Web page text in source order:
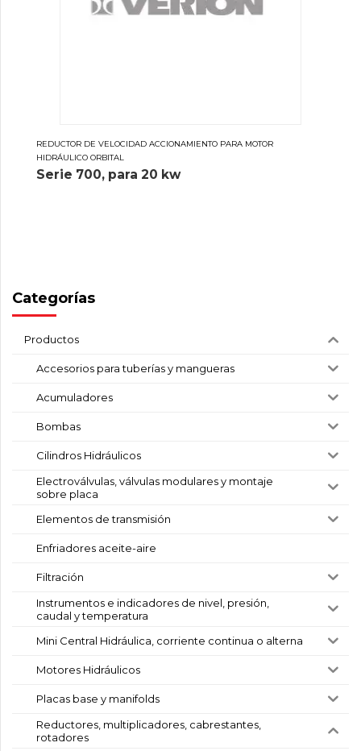
REDUCTOR DE VELOCIDAD ACCIONAMIENTO PARA MOTOR
HIDRÁULICO ORBITAL
Serie 700, para 20 kw
Categorías
Productos
Accesorios para tuberías y mangueras
Acumuladores
Bombas
Cilindros Hidráulicos
Electroválvulas, válvulas modulares y montaje
sobre placa
Elementos de transmisión
Enfriadores aceite-aire
Filtración
Instrumentos e indicadores de nivel, presión,
caudal y temperatura
Mini Central Hidráulica, corriente continua o alterna
Motores Hidráulicos
Placas base y manifolds
Reductores, multiplicadores, cabrestantes,
rotadores